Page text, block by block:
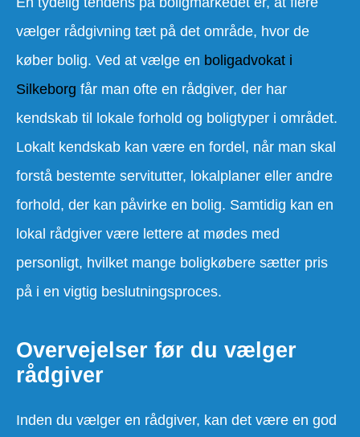
vælger rådgivning tæt på det område, hvor de
køber bolig. Ved at vælge en boligadvokat i
Silkeborg får man ofte en rådgiver, der har
kendskab til lokale forhold og boligtyper i området.
Lokalt kendskab kan være en fordel, når man skal
forstå bestemte servitutter, lokalplaner eller andre
forhold, der kan påvirke en bolig. Samtidig kan en
lokal rådgiver være lettere at mødes med
personligt, hvilket mange boligkøbere sætter pris
på i en vigtig beslutningsproces.
Overvejelser før du vælger
rådgiver
Inden du vælger en rådgiver, kan det være en god